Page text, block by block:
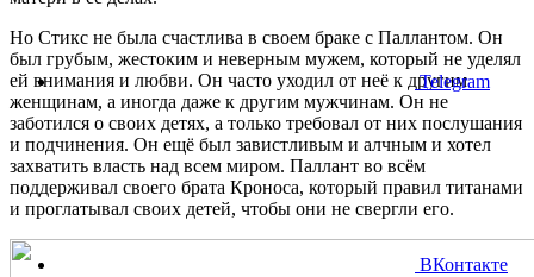
Но Стикс не была счастлива в своем браке с Паллантом. Он
был грубым, жестоким и неверным мужем, который не уделял
ей внимания и любви. Он часто уходил от неё к другим
женщинам, а иногда даже к другим мужчинам. Он не
заботился о своих детях, а только требовал от них послушания
и подчинения. Он ещё был завистливым и алчным и хотел
захватить власть над всем миром. Паллант во всём
поддерживал своего брата Кроноса, который правил титанами
и проглатывал своих детей, чтобы они не свергли его.
Telegram
ВКонтакте